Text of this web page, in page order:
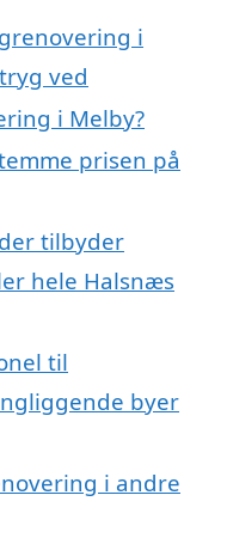
i
ved
i Melby?
prisen på
tilbyder
hele Halsnæs
til
byer
i andre